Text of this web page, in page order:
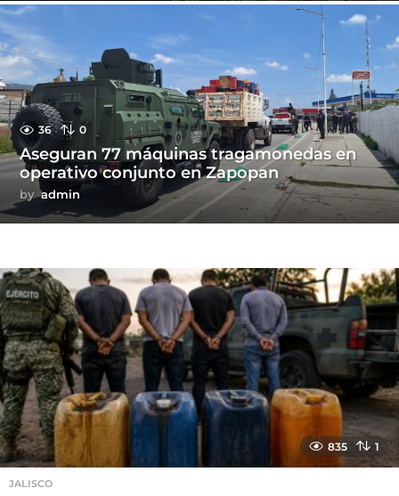
36 0
Aseguran 77 máquinas tragamonedas en
operativo conjunto en Zapopan
by admin
835 1
JALISCO